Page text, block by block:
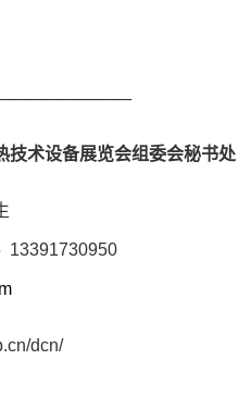
技术设备展览会组委会秘书处
13391730950
dcn/